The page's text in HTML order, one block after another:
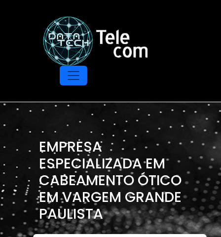
EMPRESA
ESPECIALIZADA EM
CABEAMENTO ÓTICO
EM VARGEM GRANDE
PAULISTA